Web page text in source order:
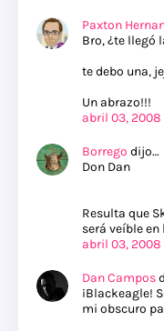
Paxton
Bro, ¿te llegó
te debo una,
Un abrazo!!!
abril 03, 2008
Borrego dijo…
Don Dan
Resulta que
será veíble en
abril 03, 2008
Dan Campos
¡Blackeagle!
mi obscuro